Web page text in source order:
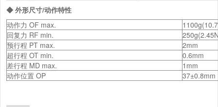
◆ 外形尺寸/动作特性
动作力 OF max.
回复力 RF min.
预行程 PT max.
2mm
超行程 OT min.
0.6mm
差行程 MD max.
1mm
动作位置 OP
37±0.8mm